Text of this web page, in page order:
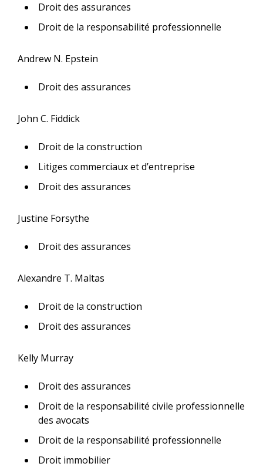
Droit des assurances
Droit de la responsabilité professionnelle
Andrew N. Epstein
Droit des assurances
John C. Fiddick
Droit de la construction
Litiges commerciaux et d’entreprise
Droit des assurances
Justine Forsythe
Droit des assurances
Alexandre T. Maltas
Droit de la construction
Droit des assurances
Kelly Murray
Droit des assurances
Droit de la responsabilité civile professionnelle
des avocats
Droit de la responsabilité professionnelle
Droit immobilier